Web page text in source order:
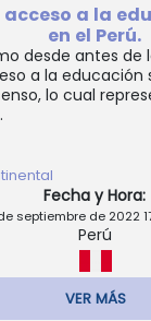
acceso a la
en el Perú.
desde antes de
a la educación
lo cual
Fecha y Hora:
septiembre de 2022
Perú
VER MÁS